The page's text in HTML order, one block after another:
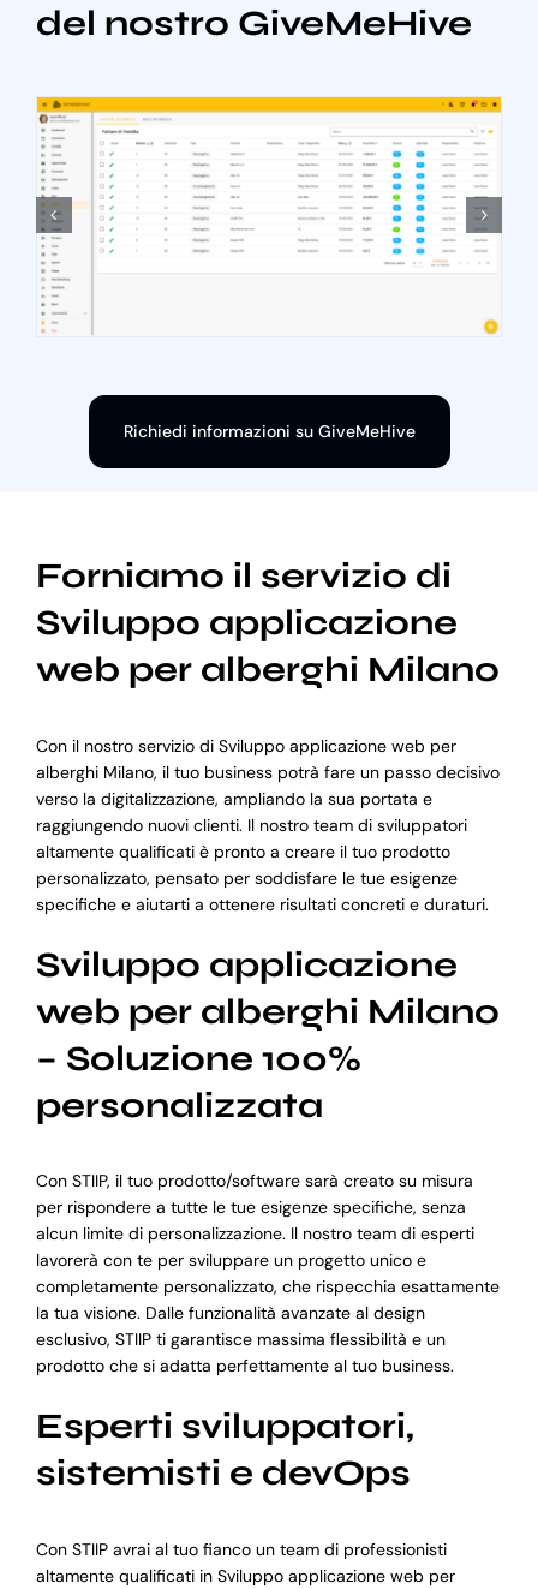
del nostro GiveMeHive
Richiedi informazioni su GiveMeHive
Forniamo il servizio di
Sviluppo applicazione
web per alberghi Milano
Con il nostro servizio di Sviluppo applicazione web per
alberghi Milano, il tuo business potrà fare un passo decisivo
verso la digitalizzazione, ampliando la sua portata e
raggiungendo nuovi clienti. Il nostro team di sviluppatori
altamente qualificati è pronto a creare il tuo prodotto
personalizzato, pensato per soddisfare le tue esigenze
specifiche e aiutarti a ottenere risultati concreti e duraturi.
Sviluppo applicazione
web per alberghi Milano
– Soluzione 100%
personalizzata
Con STIIP, il tuo prodotto/software sarà creato su misura
per rispondere a tutte le tue esigenze specifiche, senza
alcun limite di personalizzazione. Il nostro team di esperti
lavorerà con te per sviluppare un progetto unico e
completamente personalizzato, che rispecchia esattamente
la tua visione. Dalle funzionalità avanzate al design
esclusivo, STIIP ti garantisce massima flessibilità e un
prodotto che si adatta perfettamente al tuo business.
Esperti sviluppatori,
sistemisti e devOps
Con STIIP avrai al tuo fianco un team di professionisti
altamente qualificati in Sviluppo applicazione web per